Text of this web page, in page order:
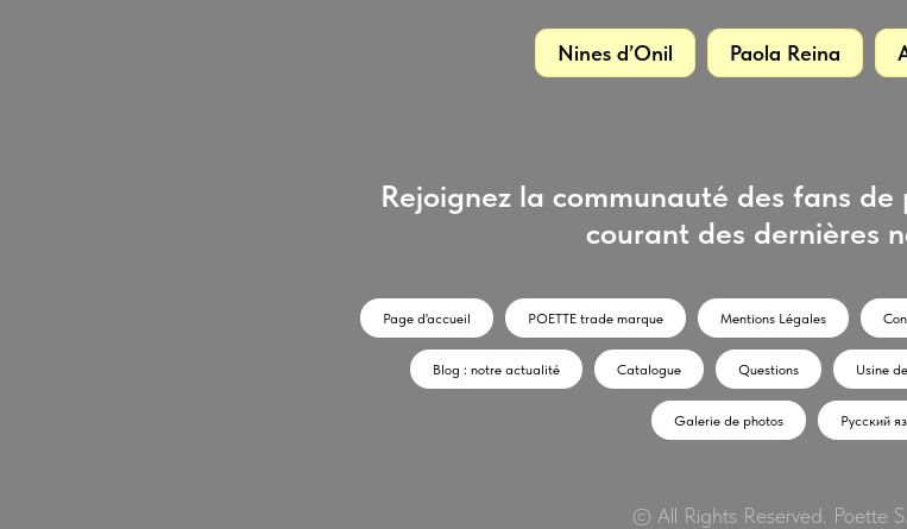
Nines d’Onil Paola Reina
Rejoignez la communauté des fans
courant des dernières
Page d'accueil POETTE trade marque Mentions Légales
Blog : notre actualité Catalogue Questions Usine
Galerie de photos Русский
© All Rights Reserved. Poette